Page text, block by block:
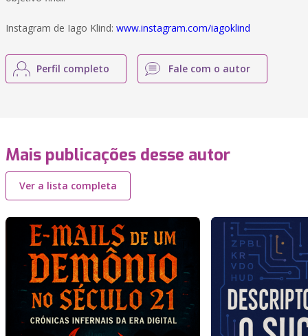
Instagram de Iago Klind: www.instagram.com/iagoklind
Perfil completo Fale com o autor
Mais publicações desse autor
Ver a lista completa